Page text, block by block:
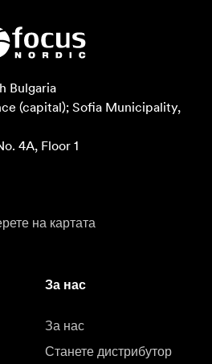
Bulgaria
(capital); Sofia Municipality,
4A, Floor 1
на картата
За нас
За нас
Станете дистрибутор